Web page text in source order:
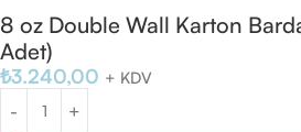
8 oz Double Wall Karton
Adet)
₺3.240,00 + KDV